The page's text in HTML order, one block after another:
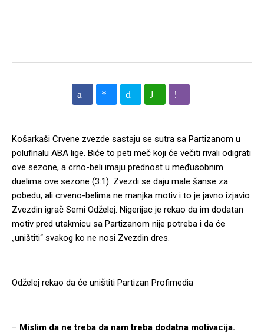
Košarkaši Crvene zvezde sastaju se sutra sa Partizanom u
polufinalu ABA lige . Biće to peti meč koji će večiti rivali odigrati
ove sezone, a crno-beli imaju prednost u međusobnim
duelima ove sezone (3:1). Zvezdi se daju male šanse za
pobedu, ali crveno-belima ne manjka motiv i to je javno izjavio
Zvezdin igrač Semi Odželej. Nigerijac je rekao da im dodatan
motiv pred utakmicu sa Partizanom nije potreba i da će
„uništiti“ svakog ko ne nosi Zvezdin dres.
Odželej rekao da će uništiti Partizan Profimedia
– Mislim da ne treba da nam treba dodatna motivacija.